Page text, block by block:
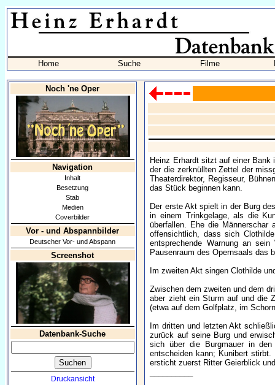
Home Suche Filme
Noch 'ne Oper
Navigation
Inhalt
Besetzung
Stab
Medien
Coverbilder
Vor - und Abspannbilder
Deutscher Vor- und Abspann
Screenshot
Datenbank-Suche
Druckansicht
Heinz Erhardt sitzt auf einer
der die zerknüllten Zettel der
Theaterdirektor, Regisseur,
das Stück beginnen kann.
Der erste Akt spielt in der Burg
in einem Trinkgelage, als die
überfallen. Ehe die Männerschar
offensichtlich, dass sich
entsprechende Warnung an
Pausenraum des Opernsaals das
Im zweiten Akt singen Clothilde
Zwischen dem zweiten und dem
aber zieht ein Sturm auf und die
(etwa auf dem Golfplatz, im
Im dritten und letzten Akt
zurück auf seine Burg und
sich über die Burgmauer in
entscheiden kann; Kunibert
ersticht zuerst Ritter Geierblick